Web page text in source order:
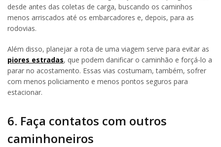
desde antes das coletas de carga, buscando os caminhos
menos arriscados até os embarcadores e, depois, para as
rodovias.
Além disso, planejar a rota de uma viagem serve para evitar as
piores estradas, que podem danificar o caminhão e forçá-lo a
parar no acostamento. Essas vias costumam, também, sofrer
com menos policiamento e menos pontos seguros para
estacionar.
6. Faça contatos com outros
caminhoneiros